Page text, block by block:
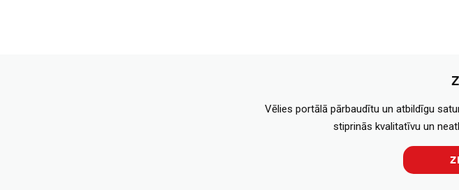
Vēlies portālā pārbaudītu un atbildīgu
stiprinās kvalitatīvu un